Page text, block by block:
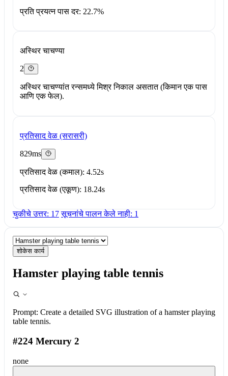
प्रति प्रयत्न पास दर: 22.7%
अस्थिर चाचण्या
2
अस्थिर चाचण्यांत रन्समध्ये मिश्र निकाल असतात (किमान एक पास
आणि एक फेल).
प्रतिसाद वेळ (सरासरी)
829ms
प्रतिसाद वेळ (कमाल): 4.52s
प्रतिसाद वेळ (एकूण): 18.24s
चुकीचे उत्तर: 17 सूचनांचे पालन केले नाही: 1
शोकेस कार्य
Hamster playing table tennis
Prompt: Create a detailed SVG illustration of a hamster playing
table tennis.
#224 Mercury 2
none